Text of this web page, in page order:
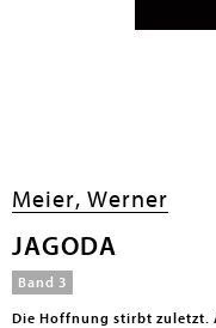
Meier, Werner
JAGODA
Band 3
Die Hoffnung stirbt zuletzt.